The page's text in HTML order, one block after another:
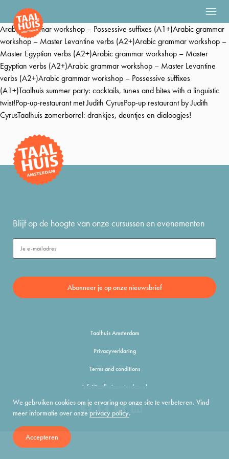
We gebruiken cookies om je ervaring op onze site te verbeteren. Vind
meer informatie over onze privacy policy.
Accepteren
Arabic grammar workshop – Possessive suffixes (A1+)Arabic grammar
workshop – Master Levantine verbs (A2+)Arabic grammar workshop –
Master Egyptian verbs (A2+)Arabic grammar workshop – Master
Egyptian verbs (A2+)Arabic grammar workshop – Master Levantine
verbs (A2+)Arabic grammar workshop – Possessive suffixes
(A1+)Taalhuis summer party: cocktails, tunes and bites with a linguistic
twist!Pop-up-restaurant met Judith CyrusPop-up restaurant by Judith
CyrusTaalhuis zomerborrel: drankjes, deuntjes en dialoogjes!
Blijf op de hoogte van onze cursussen en evenementen
Taalhuis Amsterdam
Privacyverklaring
Terms and conditions
info@taalhuisamsterdam.nl